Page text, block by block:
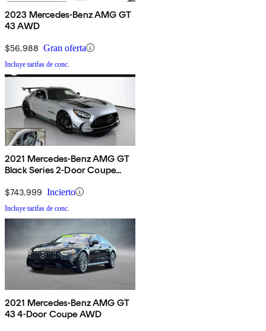
2023 Mercedes-Benz AMG GT
43 AWD
$56,988 Gran oferta
Incluye tarifas de conc.
2021 Mercedes-Benz AMG GT
Black Series 2-Door Coupe
$743,999 Incierto
Incluye tarifas de conc.
2021 Mercedes-Benz AMG GT
43 4-Door Coupe AWD